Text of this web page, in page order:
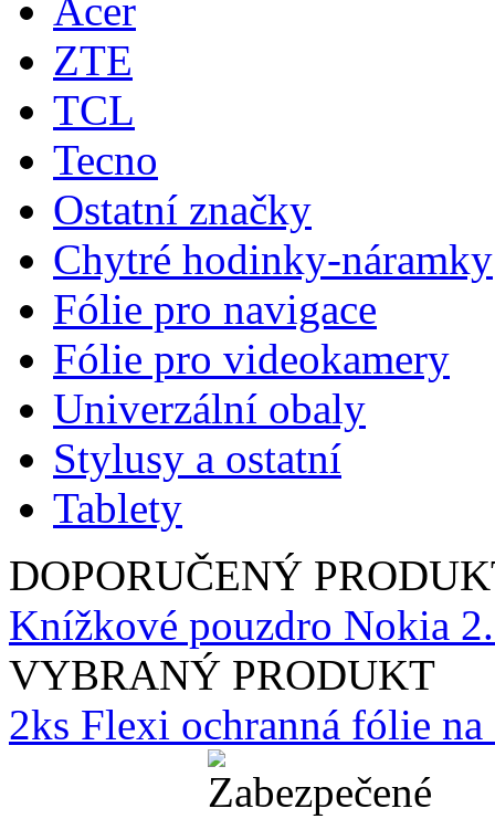
Acer
ZTE
TCL
Tecno
Ostatní značky
Chytré hodinky-náramky
Fólie pro navigace
Fólie pro videokamery
Univerzální obaly
Stylusy a ostatní
Tablety
DOPORUČENÝ
Knížkové pouzdro Nokia
VYBRANÝ PRODUKT
2ks Flexi ochranná fólie